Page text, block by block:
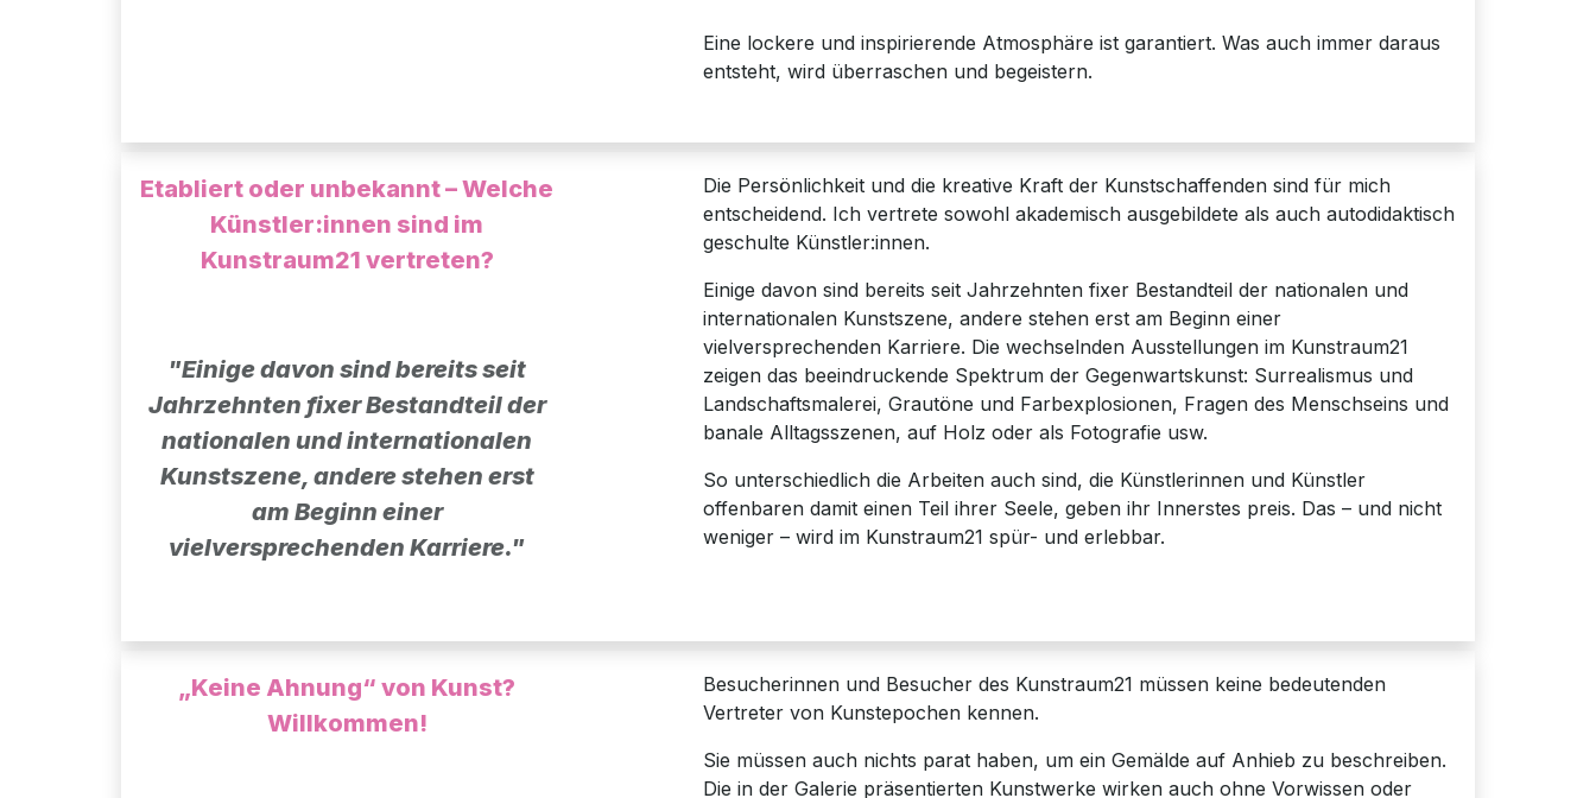
Eine lockere und inspirierende Atmosphäre ist garantiert. Was auch immer daraus
entsteht, wird überraschen und begeistern.
Etabliert oder unbekannt – Welche
Künstler:innen sind im
Kunstraum21 vertreten?
"Einige davon sind bereits seit
Jahrzehnten fixer Bestandteil der
nationalen und internationalen
Kunstszene, andere stehen erst
am Beginn einer
vielversprechenden Karriere."
Die Persönlichkeit und die kreative Kraft der Kunstschaffenden sind für mich
entscheidend. Ich vertrete sowohl akademisch ausgebildete als auch autodidaktisch
geschulte Künstler:innen.
Einige davon sind bereits seit Jahrzehnten fixer Bestandteil der nationalen und
internationalen Kunstszene, andere stehen erst am Beginn einer
vielversprechenden Karriere. Die wechselnden Ausstellungen im Kunstraum21
zeigen das beeindruckende Spektrum der Gegenwartskunst: Surrealismus und
Landschaftsmalerei, Grautöne und Farbexplosionen, Fragen des Menschseins und
banale Alltagsszenen, auf Holz oder als Fotografie usw.
So unterschiedlich die Arbeiten auch sind, die Künstlerinnen und Künstler
offenbaren damit einen Teil ihrer Seele, geben ihr Innerstes preis. Das – und nicht
weniger – wird im Kunstraum21 spür- und erlebbar.
„Keine Ahnung“ von Kunst?
Willkommen!
Besucherinnen und Besucher des Kunstraum21 müssen keine bedeutenden
Vertreter von Kunstepochen kennen.
Sie müssen auch nichts parat haben, um ein Gemälde auf Anhieb zu beschreiben.
Die in der Galerie präsentierten Kunstwerke wirken auch ohne Vorwissen oder